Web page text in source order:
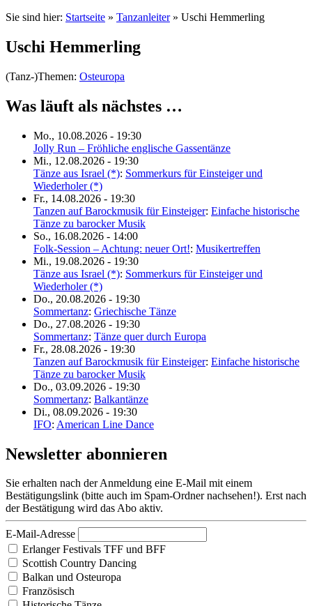
Sie sind hier: Startseite » Tanzanleiter» Uschi Hemmerling
Uschi Hemmerling
(Tanz-)Themen: Osteuropa
Was läuft als nächstes …
Mo., 10.08.2026 - 19:30
Jolly Run – Fröhliche englische Gassentänze
Mi., 12.08.2026 - 19:30
Tänze aus Israel (*): Sommerkurs für Einsteiger und
Wiederholer (*)
Fr., 14.08.2026 - 19:30
Tanzen auf Barockmusik für Einsteiger: Einfache historische
Tänze zu barocker Musik
So., 16.08.2026 - 14:00
Folk-Session – Achtung: neuer Ort!: Musikertreffen
Mi., 19.08.2026 - 19:30
Tänze aus Israel (*): Sommerkurs für Einsteiger und
Wiederholer (*)
Do., 20.08.2026 - 19:30
Sommertanz: Griechische Tänze
Do., 27.08.2026 - 19:30
Sommertanz: Tänze quer durch Europa
Fr., 28.08.2026 - 19:30
Tanzen auf Barockmusik für Einsteiger: Einfache historische
Tänze zu barocker Musik
Do., 03.09.2026 - 19:30
Sommertanz: Balkantänze
Di., 08.09.2026 - 19:30
IFO: American Line Dance
Newsletter abonnieren
Sie erhalten nach der Anmeldung eine E-Mail mit einem
Bestätigungslink (bitte auch im Spam-Ordner nachsehen!). Erst nach
der Bestätigung wird das Abo aktiv.
E-Mail-Adresse
Erlanger Festivals TFF und BFF
Scottish Country Dancing
Balkan und Osteuropa
Französisch